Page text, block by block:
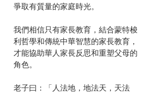
爭取有質量的家庭時光。
我們相信只有家長教育，結合蒙特梭
利哲學和傳統中華智慧的家長教育，
才能協助華人家長反思和重塑父母的
角色。
老子曰：「人法地，地法天，天法